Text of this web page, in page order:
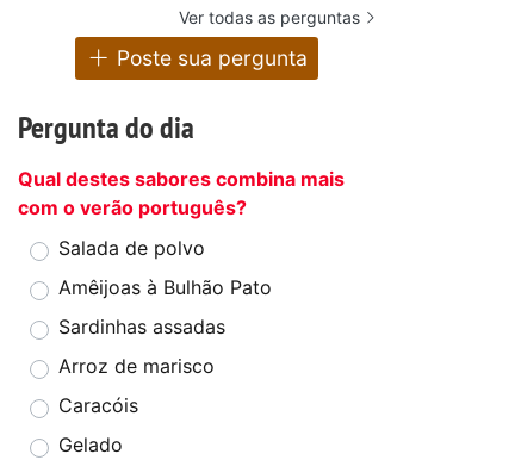
Ver todas as perguntas
Poste sua pergunta
Pergunta do dia
Qual destes sabores combina mais
com o verão português?
Salada de polvo
Amêijoas à Bulhão Pato
Sardinhas assadas
Arroz de marisco
Caracóis
Gelado